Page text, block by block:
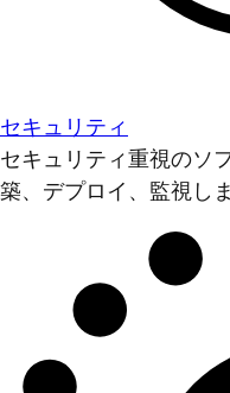
セキュリティ
セキュリティ重視のソ
築、デプロイ、監視しま